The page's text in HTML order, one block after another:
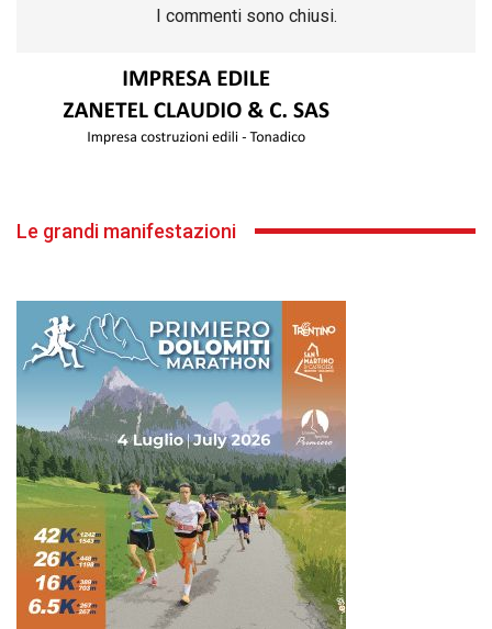
I commenti sono chiusi.
Le grandi manifestazioni